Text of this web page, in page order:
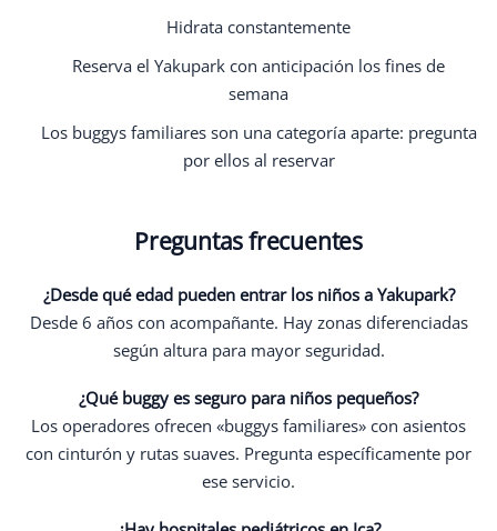
Hidrata constantemente
Reserva el Yakupark con anticipación los fines de
semana
Los buggys familiares son una categoría aparte: pregunta
por ellos al reservar
Preguntas frecuentes
¿Desde qué edad pueden entrar los niños a Yakupark?
Desde 6 años con acompañante. Hay zonas diferenciadas
según altura para mayor seguridad.
¿Qué buggy es seguro para niños pequeños?
Los operadores ofrecen «buggys familiares» con asientos
con cinturón y rutas suaves. Pregunta específicamente por
ese servicio.